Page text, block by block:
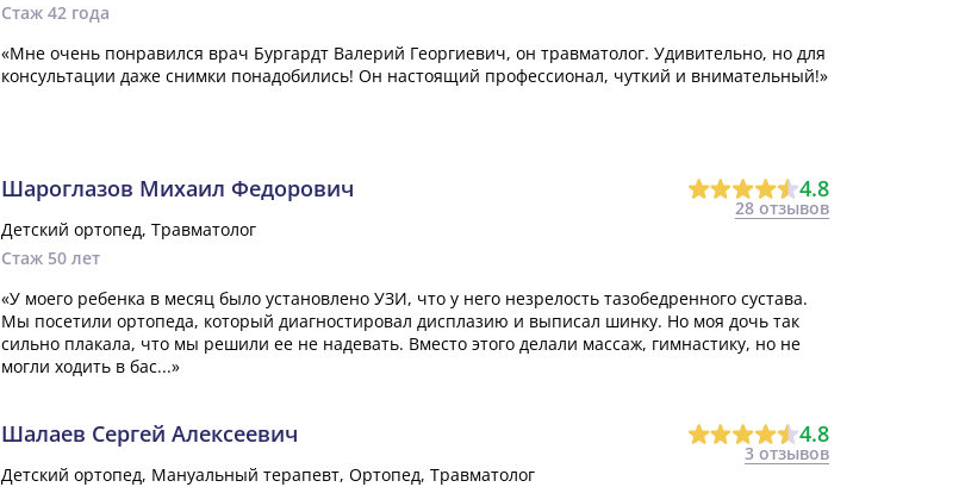
Стаж 42 года
«Мне очень понравился врач Бургардт Валерий Георгиевич, он травматолог. Удивительно, но для
консультации даже снимки понадобились! Он настоящий профессионал, чуткий и внимательный!»
Шароглазов Михаил Федорович 4.8
28 отзывов
Детский ортопед, Травматолог
Стаж 50 лет
«У моего ребенка в месяц было установлено УЗИ, что у него незрелость тазобедренного сустава.
Мы посетили ортопеда, который диагностировал дисплазию и выписал шинку. Но моя дочь так
сильно плакала, что мы решили ее не надевать. Вместо этого делали массаж, гимнастику, но не
могли ходить в бас...»
Шалаев Сергей Алексеевич 4.8
3 отзывов
Детский ортопед, Мануальный терапевт, Ортопед, Травматолог